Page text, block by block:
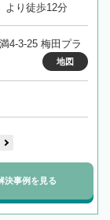
より徒歩12分
4-3-25 梅田プラ
地図
決事例を見る